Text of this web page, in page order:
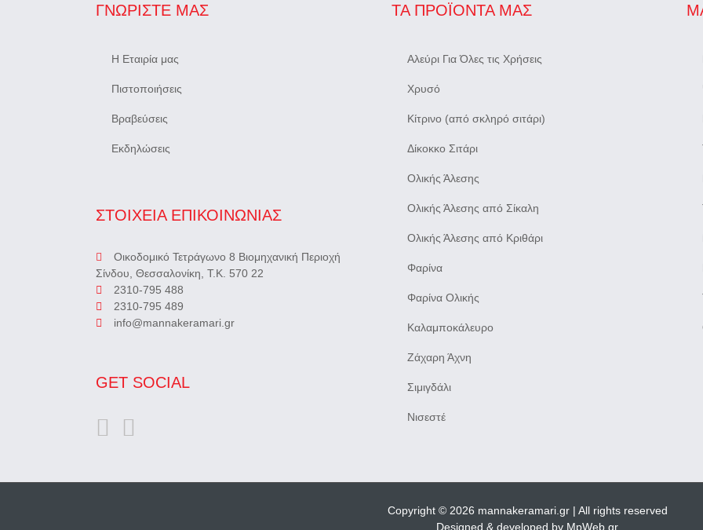
ΓΝΩΡΊΣΤΕ ΜΑΣ
Η Εταιρία μας
Πιστοποιήσεις
Βραβεύσεις
Εκδηλώσεις
ΣΤΟΙΧΕΙΑ ΕΠΙΚΟΙΝΩΝΙΑΣ
Οικοδομικό Τετράγωνο 8 Βιομηχανική Περιοχή
Σίνδου, Θεσσαλονίκη, Τ.Κ. 570 22
2310-795 488
2310-795 489
info@mannakeramari.gr
GET SOCIAL
ΤΑ ΠΡΟΪΌΝΤΑ ΜΑΣ
Αλεύρι Για Όλες τις Χρήσεις
Χρυσό
Κίτρινο (από σκληρό σιτάρι)
Δίκοκκο Σιτάρι
Ολικής Άλεσης
Ολικής Άλεσης από Σίκαλη
Ολικής Άλεσης από Κριθάρι
Φαρίνα
Φαρίνα Ολικής
Καλαμποκάλευρο
Ζάχαρη Άχνη
Σιμιγδάλι
Νισεστέ
Copyright © 2026 mannakeramari.gr | All rights reserved
Designed & developed by MpWeb.gr